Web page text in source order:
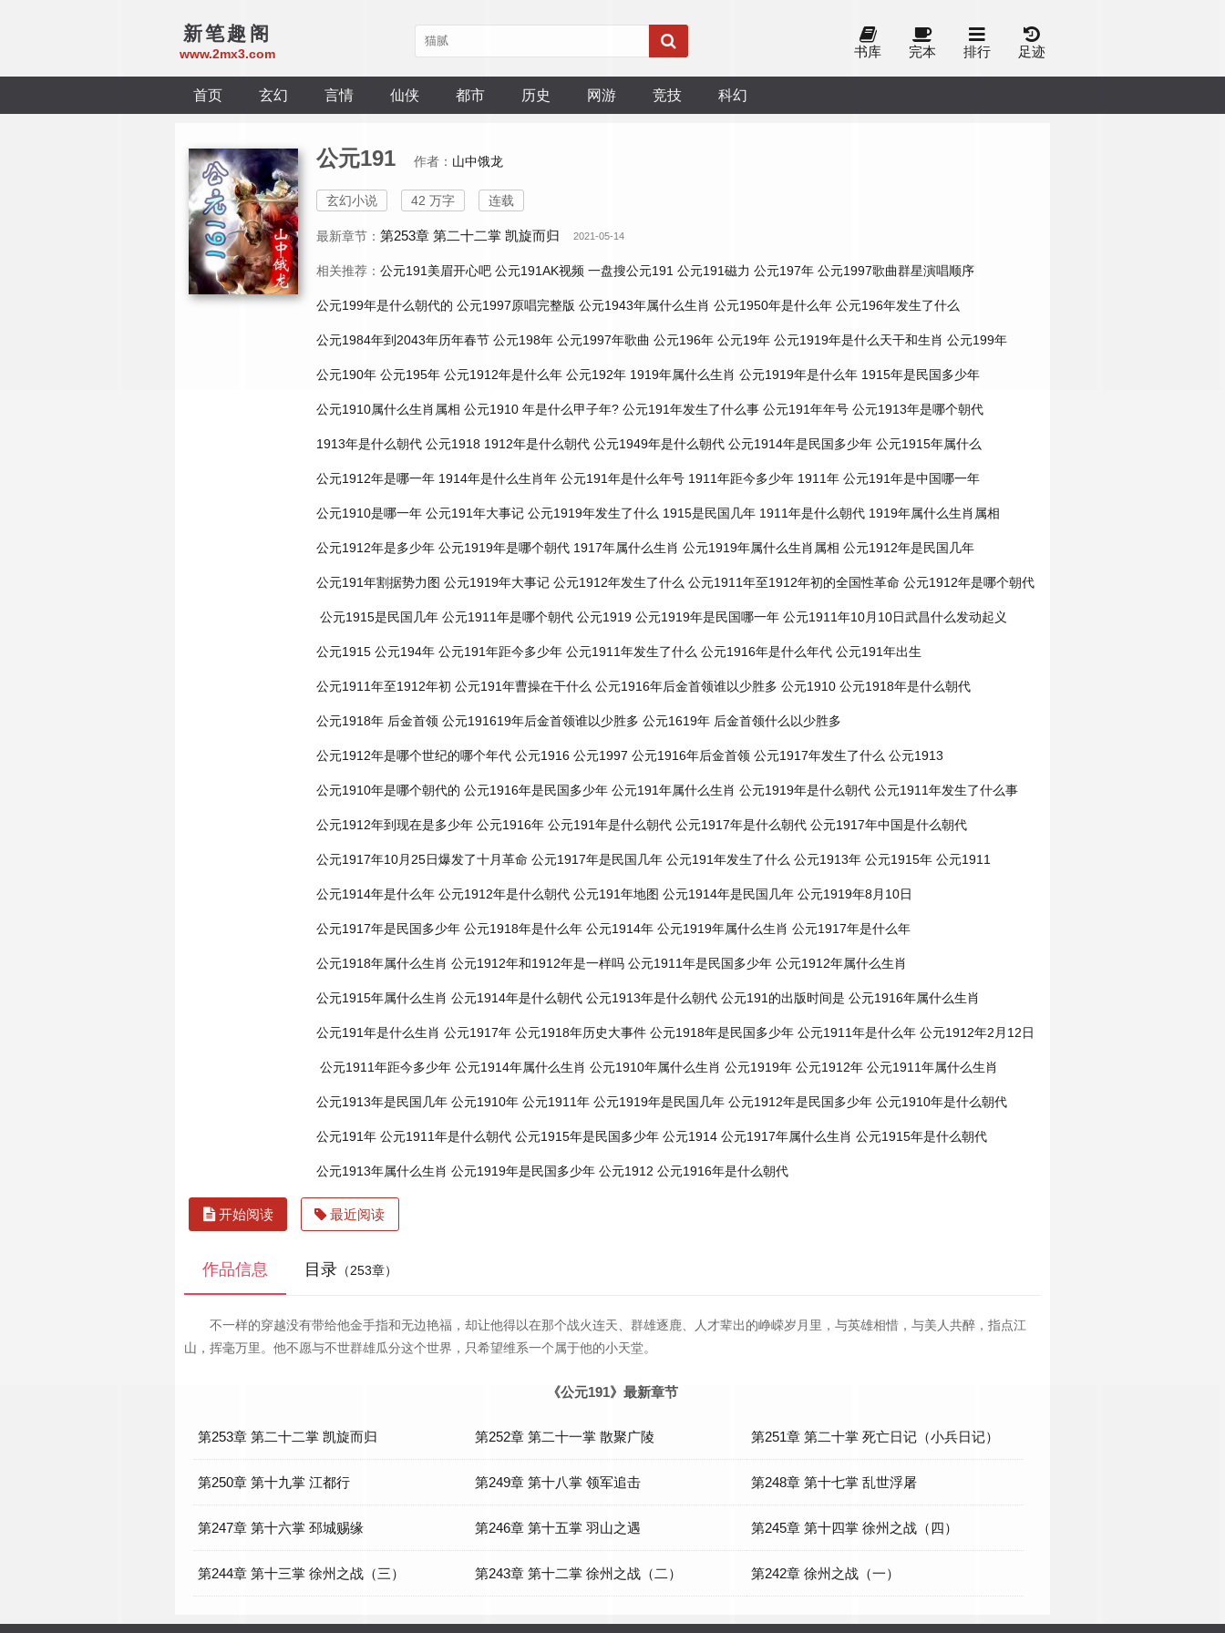
新笔趣阁
www.2mx3.com 书库 完本 排行 足迹
首页 玄幻 言情 仙侠 都市 历史 网游 竞技 科幻
公元191 作者： 山中饿龙
玄幻小说 42 万字 连载
最新章节： 第253章 第二十二掌 凯旋而归 2021-05-14
相关推荐： 公元191美眉开心吧 公元191AK视频 一盘搜公元191 公元191磁力 公元197年 公元1997歌曲群星演唱顺序
公元199年是什么朝代的 公元1997原唱完整版 公元1943年属什么生肖 公元1950年是什么年 公元196年发生了什么
公元1984年到2043年历年春节 公元198年 公元1997年歌曲 公元196年 公元19年 公元1919年是什么天干和生肖 公元199年
公元190年 公元195年 公元1912年是什么年 公元192年 1919年属什么生肖 公元1919年是什么年 1915年是民国多少年
公元1910属什么生肖属相 公元1910 年是什么甲子年? 公元191年发生了什么事 公元191年年号 公元1913年是哪个朝代
1913年是什么朝代 公元1918 1912年是什么朝代 公元1949年是什么朝代 公元1914年是民国多少年 公元1915年属什么
公元1912年是哪一年 1914年是什么生肖年 公元191年是什么年号 1911年距今多少年 1911年 公元191年是中国哪一年
公元1910是哪一年 公元191年大事记 公元1919年发生了什么 1915是民国几年 1911年是什么朝代 1919年属什么生肖属相
公元1912年是多少年 公元1919年是哪个朝代 1917年属什么生肖 公元1919年属什么生肖属相 公元1912年是民国几年
公元191年割据势力图 公元1919年大事记 公元1912年发生了什么 公元1911年至1912年初的全国性革命 公元1912年是哪个朝代
公元1915是民国几年 公元1911年是哪个朝代 公元1919 公元1919年是民国哪一年 公元1911年10月10日武昌什么发动起义
公元1915 公元194年 公元191年距今多少年 公元1911年发生了什么 公元1916年是什么年代 公元191年出生
公元1911年至1912年初 公元191年曹操在干什么 公元1916年后金首领谁以少胜多 公元1910 公元1918年是什么朝代
公元1918年 后金首领 公元191619年后金首领谁以少胜多 公元1619年 后金首领什么以少胜多
公元1912年是哪个世纪的哪个年代 公元1916 公元1997 公元1916年后金首领 公元1917年发生了什么 公元1913
公元1910年是哪个朝代的 公元1916年是民国多少年 公元191年属什么生肖 公元1919年是什么朝代 公元1911年发生了什么事
公元1912年到现在是多少年 公元1916年 公元191年是什么朝代 公元1917年是什么朝代 公元1917年中国是什么朝代
公元1917年10月25日爆发了十月革命 公元1917年是民国几年 公元191年发生了什么 公元1913年 公元1915年 公元1911
公元1914年是什么年 公元1912年是什么朝代 公元191年地图 公元1914年是民国几年 公元1919年8月10日
公元1917年是民国多少年 公元1918年是什么年 公元1914年 公元1919年属什么生肖 公元1917年是什么年
公元1918年属什么生肖 公元1912年和1912年是一样吗 公元1911年是民国多少年 公元1912年属什么生肖
公元1915年属什么生肖 公元1914年是什么朝代 公元1913年是什么朝代 公元191的出版时间是 公元1916年属什么生肖
公元191年是什么生肖 公元1917年 公元1918年历史大事件 公元1918年是民国多少年 公元1911年是什么年 公元1912年2月12日
公元1911年距今多少年 公元1914年属什么生肖 公元1910年属什么生肖 公元1919年 公元1912年 公元1911年属什么生肖
公元1913年是民国几年 公元1910年 公元1911年 公元1919年是民国几年 公元1912年是民国多少年 公元1910年是什么朝代
公元191年 公元1911年是什么朝代 公元1915年是民国多少年 公元1914 公元1917年属什么生肖 公元1915年是什么朝代
公元1913年属什么生肖 公元1919年是民国多少年 公元1912 公元1916年是什么朝代
开始阅读 最近阅读
作品信息 目录 （253章）
不一样的穿越没有带给他金手指和无边艳福，却让他得以在那个战火连天、群雄逐鹿、人才辈出的峥嵘岁月里，与英雄相惜，与美人共醉，指点江
山，挥毫万里。他不愿与不世群雄瓜分这个世界，只希望维系一个属于他的小天堂。
《公元191》最新章节
第253章 第二十二掌 凯旋而归 第252章 第二十一掌 散聚广陵 第251章 第二十掌 死亡日记（小兵日记）
第250章 第十九掌 江都行 第249章 第十八掌 领军追击 第248章 第十七掌 乱世浮屠
第247章 第十六掌 邳城赐缘 第246章 第十五掌 羽山之遇 第245章 第十四掌 徐州之战（四）
第244章 第十三掌 徐州之战（三） 第243章 第十二掌 徐州之战（二） 第242章 徐州之战（一）